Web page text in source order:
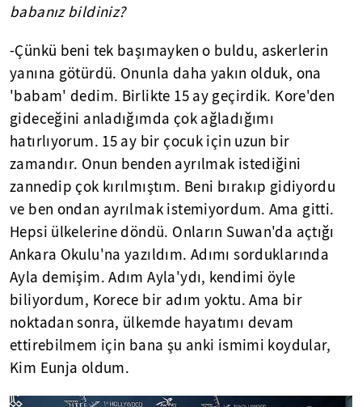
babanız bildiniz?
-Çünkü beni tek başımayken o buldu, askerlerin
yanına götürdü. Onunla daha yakın olduk, ona
'babam' dedim. Birlikte 15 ay geçirdik. Kore'den
gideceğini anladığımda çok ağladığımı
hatırlıyorum. 15 ay bir çocuk için uzun bir
zamandır. Onun benden ayrılmak istediğini
zannedip çok kırılmıştım. Beni bırakıp gidiyordu
ve ben ondan ayrılmak istemiyordum. Ama gitti.
Hepsi ülkelerine döndü. Onların Suwan'da açtığı
Ankara Okulu'na yazıldım. Adımı sorduklarında
Ayla demişim. Adım Ayla'ydı, kendimi öyle
biliyordum, Korece bir adım yoktu. Ama bir
noktadan sonra, ülkemde hayatımı devam
ettirebilmem için bana şu anki ismimi koydular,
Kim Eunja oldum.